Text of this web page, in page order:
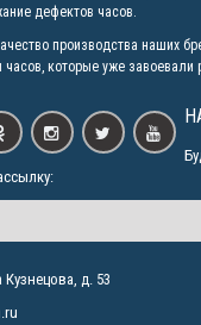
дефектов часов.
производства наших
которые уже завоевали
д. 53